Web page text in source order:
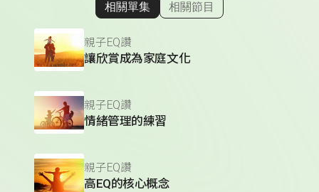
顯示相關單集
相關單集 相關節目
親子EQ讚
讓欣賞成為家庭文化
親子EQ讚
情緒管理的練習
親子EQ讚
高EQ的核心概念